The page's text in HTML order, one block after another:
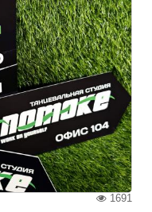
1691